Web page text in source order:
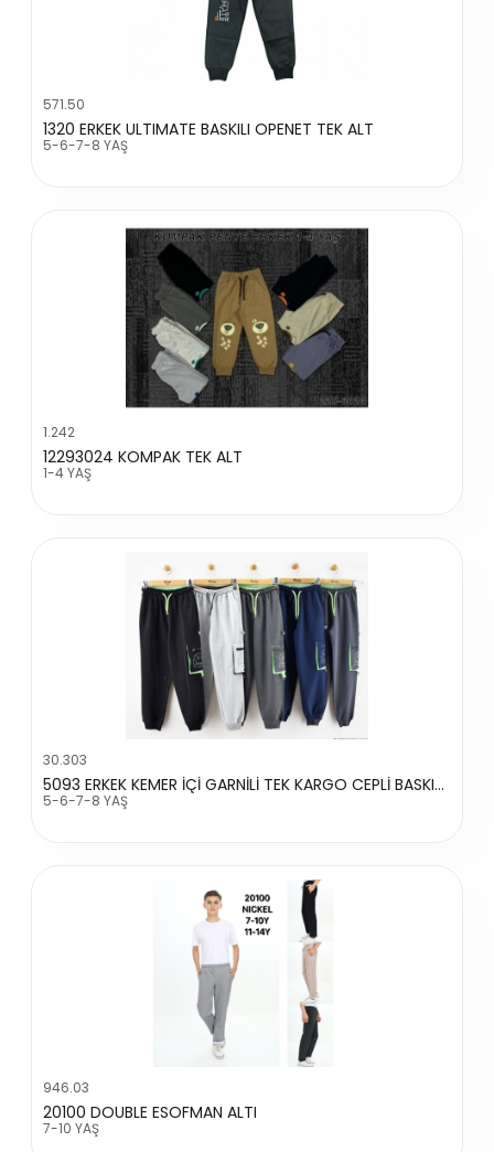
571.50
1320 ERKEK ULTIMATE BASKILI OPENET TEK ALT
5-6-7-8 YAŞ
1.242
12293024 KOMPAK TEK ALT
1-4 YAŞ
30.303
5093 ERKEK KEMER İÇİ GARNİLİ TEK KARGO CEPLİ BASKILI TEK ALT
5-6-7-8 YAŞ
946.03
20100 DOUBLE ESOFMAN ALTI
7-10 YAŞ